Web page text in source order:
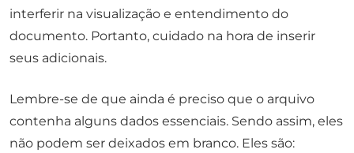
interferir na visualização e entendimento do
documento. Portanto, cuidado na hora de inserir
seus adicionais.
Lembre-se de que ainda é preciso que o arquivo
contenha alguns dados essenciais. Sendo assim, eles
não podem ser deixados em branco. Eles são: